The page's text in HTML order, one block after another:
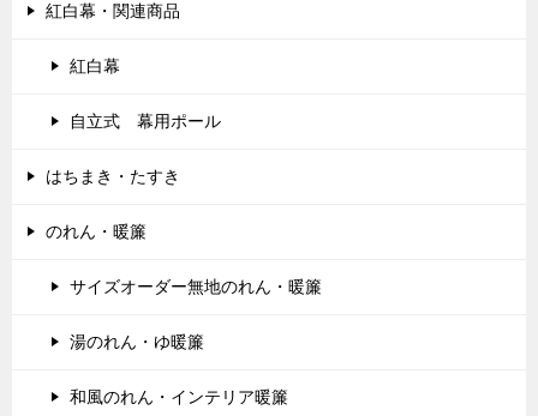
紅白幕・関連商品
紅白幕
自立式 幕用ポール
はちまき・たすき
のれん・暖簾
サイズオーダー無地のれん・暖簾
湯のれん・ゆ暖簾
和風のれん・インテリア暖簾